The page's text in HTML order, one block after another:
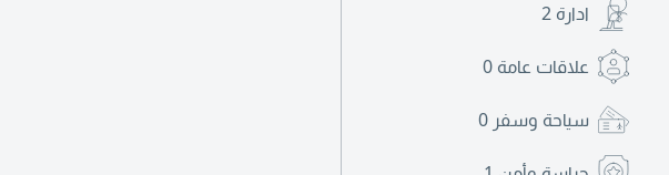
ادارة 2
علاقات عامة 0
سياحة وسفر 0